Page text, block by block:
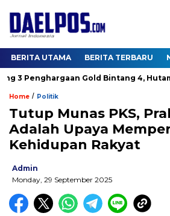
BERITA UTAMA BERITA TERBARU
3 Penghargaan Gold Bintang 4, Hutama
Home / Politik
Tutup Munas PKS,
Adalah Upaya
Kehidupan Rakyat
Admin
Monday, 29 September 2025